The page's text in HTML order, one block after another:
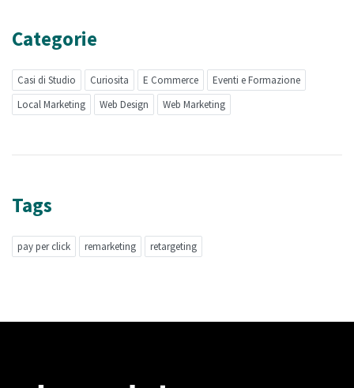
Categorie
Casi di Studio Curiosita E Commerce
Eventi e Formazione
Local Marketing
Web Design Web Marketing
Tags
pay per click remarketing retargeting